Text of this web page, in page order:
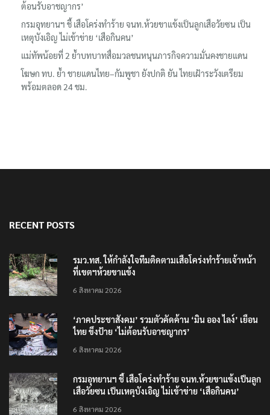
ต้อนรับอาชญากร’
กรมอุทยานฯ ชี้ เสือโคร่งทำร้าย จนท.ห้วยขาแข้งเป็นลูกเสือวัยซน เป็น
เหตุบังเอิญ ไม่เข้าข่าย ‘เสือกินคน’
แม่ทัพน้อยที่ 2 ย้ำบทบาทสื่อมวลชนหนุนภารกิจความมั่นคงชายแดน
โฆษก ทบ. ย้ำ ชายแดนไทย–กัมพูชา ยังปกติ ยัน ไทยเฝ้าระวังเตรียม
พร้อมตลอด 24 ชม.
RECENT POSTS
รมว.ทส. ให้กำลังใจทีมติดตามเสือโคร่งทำร้ายเจ้าหน้า
ที่เขตฯห้วยขาแข้ง
6 สิงหาคม 2026
‘ภาคประชาสังคม’ รวมตัวคัดค้าน ‘มิน ออง ไลง์’ เยือน
ไทย ขึงป้าย ‘ไม่ต้อนรับอาชญากร’
6 สิงหาคม 2026
กรมอุทยานฯ ชี้ เสือโคร่งทำร้าย จนท.ห้วยขาแข้งเป็นลูก
เสือวัยซน เป็นเหตุบังเอิญ ไม่เข้าข่าย ‘เสือกินคน’
6 สิงหาคม 2026